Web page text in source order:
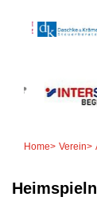
Home> Verein>